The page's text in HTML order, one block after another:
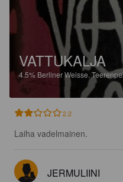
VATTUKALJA
4.5% Berliner Weisse.
2.2
Laiha vadelmainen.
JERMULIINI